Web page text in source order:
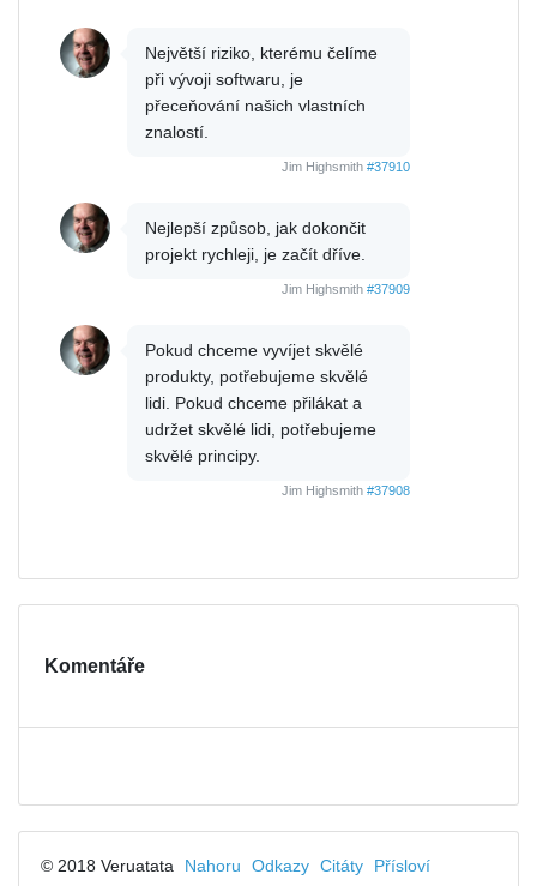
Největší riziko, kterému čelíme
při vývoji softwaru, je
přeceňování našich vlastních
znalostí.
Jim Highsmith #37910
Nejlepší způsob, jak dokončit
projekt rychleji, je začít dříve.
Jim Highsmith #37909
Pokud chceme vyvíjet skvělé
produkty, potřebujeme skvělé
lidi. Pokud chceme přilákat a
udržet skvělé lidi, potřebujeme
skvělé principy.
Jim Highsmith #37908
Komentáře
© 2018 Veruatata Nahoru Odkazy Citáty
Přísloví